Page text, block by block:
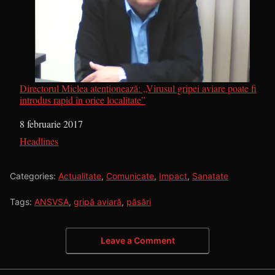
Directorul Miclea atenționează: „Virusul gripei aviare poate fi
introdus rapid în orice localitate”
Dată
8 februarie 2017
În legătură cu
Headlines
Categories: Actualitate, Comunicate, Impact, Sanatate
Tags: ANSVSA, gripă aviară, păsări
Leave a Comment